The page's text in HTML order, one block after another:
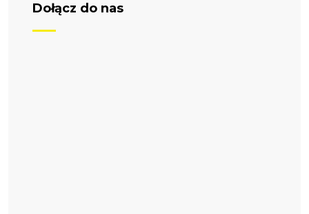
Dołącz do nas